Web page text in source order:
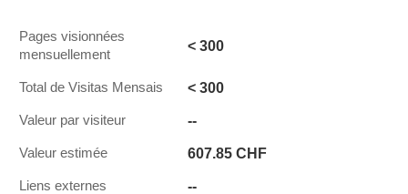
Pages visionnées
mensuellement
< 300
Total de Visitas Mensais < 300
Valeur par visiteur --
Valeur estimée 607.85 CHF
Liens externes --